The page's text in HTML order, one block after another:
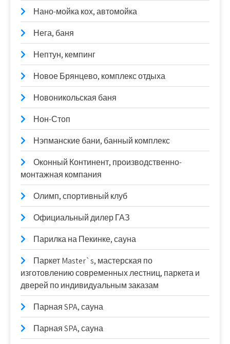
Нано-мойка кох, автомойка
Нега, баня
Нептун, кемпинг
Новое Брянцево, комплекс отдыха
Новоникольская баня
Нон-Стоп
Нэпманские бани, банный комплекс
Оконный Континент, производственно-
монтажная компания
Олимп, спортивный клуб
Официальный дилер ГАЗ
Парилка на Пекинке, сауна
Паркет Master`s, мастерская по
изготовлению современных лестниц, паркета и
дверей по индивидуальным заказам
Парная SPA, сауна
Парная SPA, сауна